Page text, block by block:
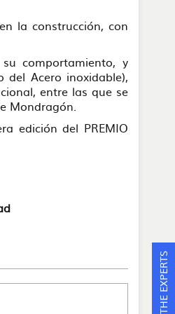
la construcción, con
comportamiento, y
del Acero inoxidable),
entre las que se
Mondragón.
edición del PREMIO
ASK THE EXPERTS